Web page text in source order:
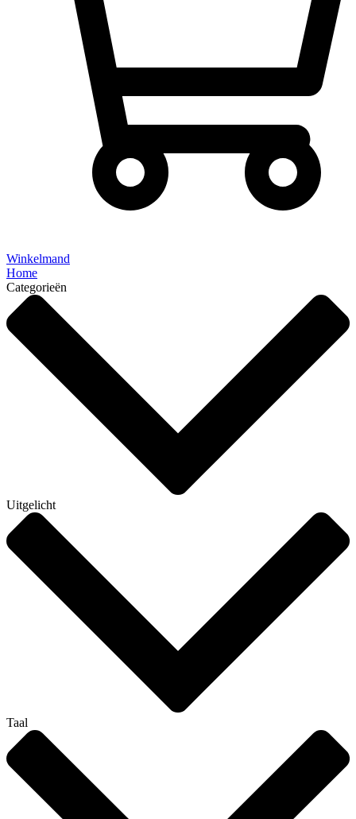
Winkelmand
Home
Categorieën
Uitgelicht
Taal